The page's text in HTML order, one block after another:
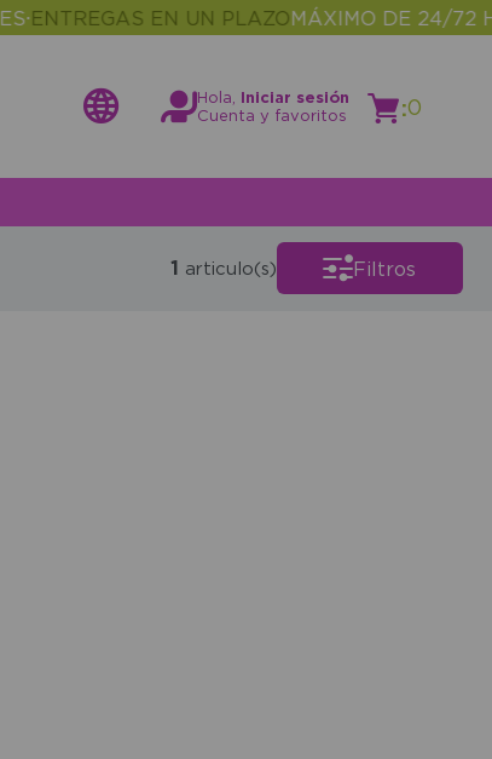
ENTREGAS EN UN PLAZOMÁXIMO DE 24/72
Hola,
Iniciar sesión
Cuenta y favoritos
:0
1 articulo(s) Filtros